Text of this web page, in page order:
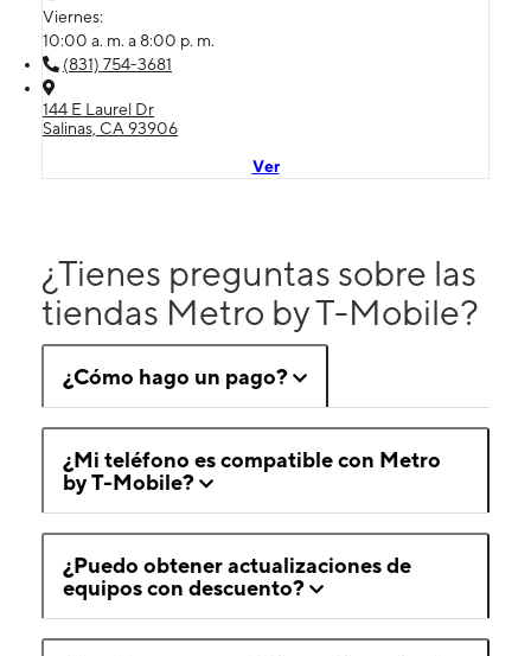
Viernes:
10:00 a. m. a 8:00 p. m.
(831) 754-3681
144 E Laurel Dr
Salinas, CA 93906
Ver
¿Tienes preguntas sobre las
tiendas Metro by T-Mobile?
¿Cómo hago un pago?
¿Mi teléfono es compatible con Metro
by T-Mobile?
¿Puedo obtener actualizaciones de
equipos con descuento?